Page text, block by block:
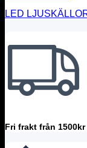
LED
Fri frakt från 1500kr